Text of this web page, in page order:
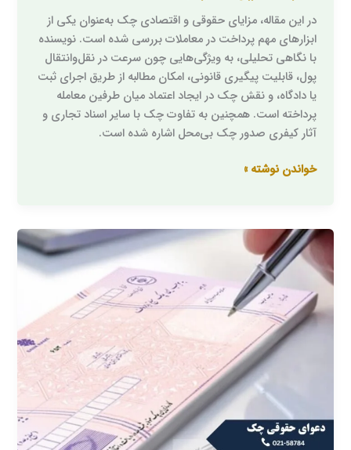
در این مقاله، مزایای حقوقی و اقتصادی چک به‌عنوان یکی از
ابزارهای مهم پرداخت در معاملات بررسی شده است. نویسنده
با نگاهی تحلیلی، به ویژگی‌هایی چون سرعت در نقل‌وانتقال
پول، قابلیت پیگیری قانونی، امکان مطالبه از طریق اجرای ثبت
یا دادگاه، و نقش چک در ایجاد اعتماد میان طرفین معامله
پرداخته است. همچنین به تفاوت چک با سایر اسناد تجاری و
آثار کیفری صدور چک بی‌محل اشاره شده است.
خواندن نوشته »
دعوای
حقوقی
چک